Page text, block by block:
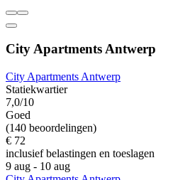
City Apartments Antwerp
City Apartments Antwerp
Statiekwartier
7,0/10
Goed
(140 beoordelingen)
€ 72
inclusief belastingen en toeslagen
9 aug - 10 aug